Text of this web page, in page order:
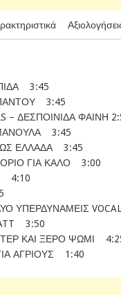
3:45
3:45
– ΔΕΣΠΟΙΝΙΔΑ ΦΑΙΝΗ
3:45
ΕΛΛΑΔΑ 3:45
ΓΙΑ ΚΑΛΟ 3:00
4:10
ΥΠΕΡΔΥΝΑΜΕΙΣ
3:50
ΚΑΙ ΞΕΡΟ ΨΩΜΙ
ΑΓΡΙΟΥΣ 1:40